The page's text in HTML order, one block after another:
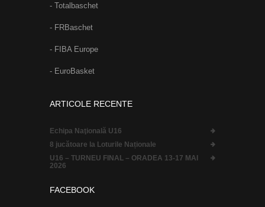
- Totalbaschet
- FRBaschet
- FIBA Europe
- EuroBasket
ARTICOLE RECENTE
Echipa Naţională U16
8 jucătoare la Loturile Naționale
U16 – TURNEU FINAL – ORADEA 13-17 MAI
2026
FACEBOOK